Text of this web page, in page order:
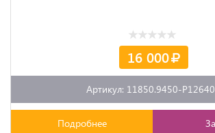
16 000
Артикул: 11850.9450-
Подробнее